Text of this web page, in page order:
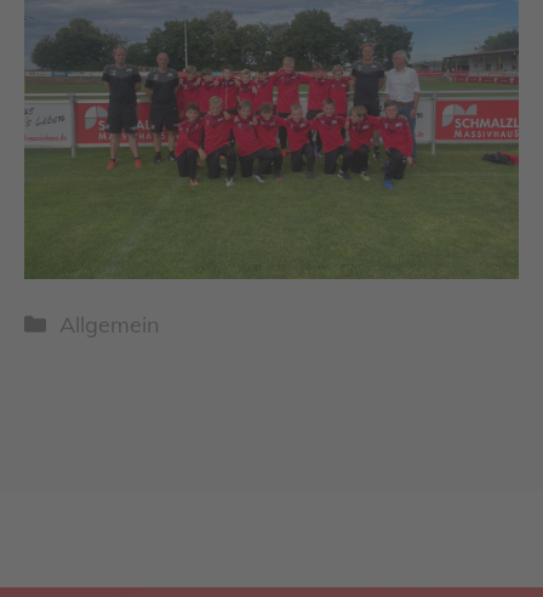
Kategorien
Allgemein